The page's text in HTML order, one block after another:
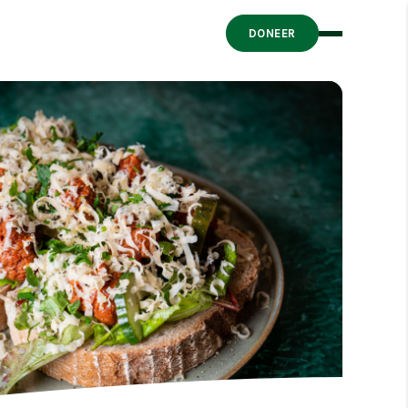
DONEER